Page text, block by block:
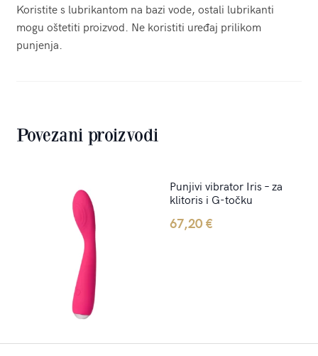
Koristite s lubrikantom na bazi vode, ostali lubrikanti
mogu oštetiti proizvod. Ne koristiti uređaj prilikom
punjenja.
Povezani proizvodi
Punjivi vibrator Iris – za
klitoris i G-točku
67,20€